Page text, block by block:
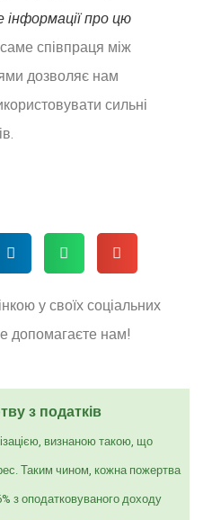
інформації про цю
співпраця між
дозволяє нам
сильні
у своїх соціальних
допомагаєте нам!
з податків
визнаною такою, що
Таким чином, кожна пожертва
з оподатковуваного доходу